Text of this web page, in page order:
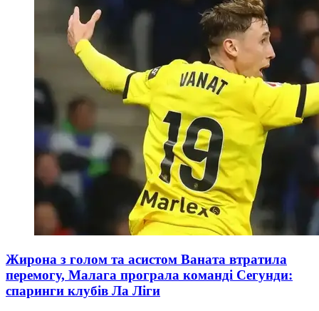
Жирона з голом та асистом Ваната втратила
перемогу, Малага програла команді Сегунди:
спаринги клубів Ла Ліги